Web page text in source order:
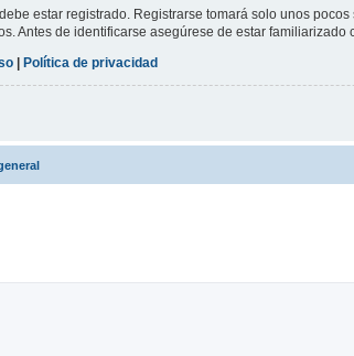
estar registrado. Registrarse tomará solo unos
Antes de identificarse asegúrese de estar
| Política de privacidad